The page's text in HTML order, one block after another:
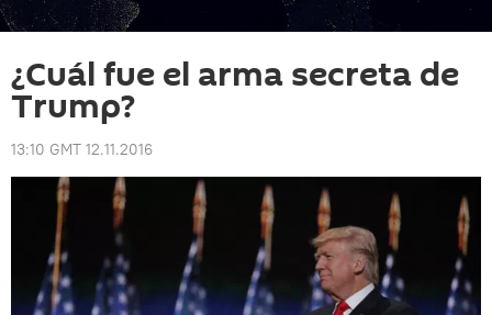
¿Cuál fue el arma secreta de
Trump?
13:10 GMT 12.11.2016